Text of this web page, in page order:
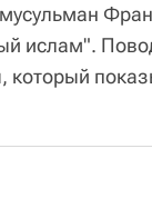
ислам".
который